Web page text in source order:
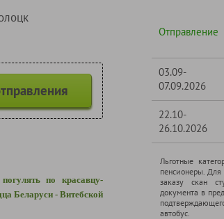
по красавцу-
Беларуси - Витебской
Отправление
03.09-
07.09.2026
22.10-
26.10.2026
Льготные
пенсионеры. Для
заказу скан
документа в
автобус.